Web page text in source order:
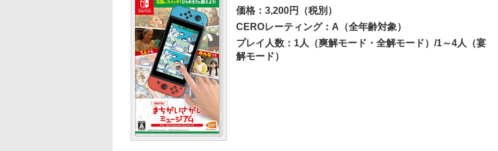
価格：3,200円（税別）
CEROレーティング：A（全年齢対象）
プレイ人数：1人（爽解モード・全解モード）/1～4人（宴
解モード）